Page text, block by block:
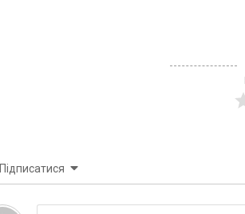
Підписатися